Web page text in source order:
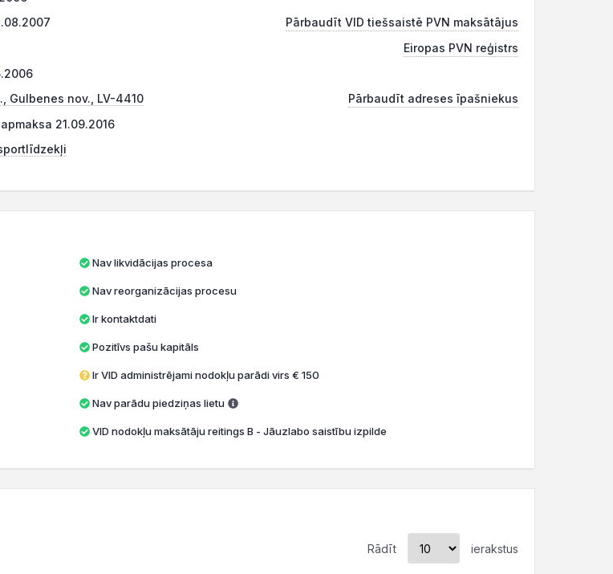
Pārbaudīt VID tiešsaistē PVN maksātājus
Eiropas PVN reģistrs
Gulbenes nov., LV-4410
Pārbaudīt adreses īpašniekus
21.09.2016
Nav likvidācijas procesa
Nav reorganizācijas procesu
Ir kontaktdati
Pozitīvs pašu kapitāls
Ir VID administrējami nodokļu parādi virs € 150
Nav parādu piedziņas lietu
VID nodokļu maksātāju reitings B - Jāuzlabo saistību izpilde
Rādīt ierakstus